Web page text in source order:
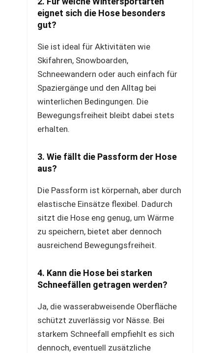
eignet sich die Hose besonders
gut?
Sie ist ideal für Aktivitäten wie
Skifahren, Snowboarden,
Schneewandern oder auch einfach für
Spaziergänge und den Alltag bei
winterlichen Bedingungen. Die
Bewegungsfreiheit bleibt dabei stets
erhalten.
3. Wie fällt die Passform der Hose
aus?
Die Passform ist körpernah, aber durch
elastische Einsätze flexibel. Dadurch
sitzt die Hose eng genug, um Wärme
zu speichern, bietet aber dennoch
ausreichend Bewegungsfreiheit.
4. Kann die Hose bei starken
Schneefällen getragen werden?
Ja, die wasserabweisende Oberfläche
schützt zuverlässig vor Nässe. Bei
starkem Schneefall empfiehlt es sich
dennoch, eventuell zusätzliche